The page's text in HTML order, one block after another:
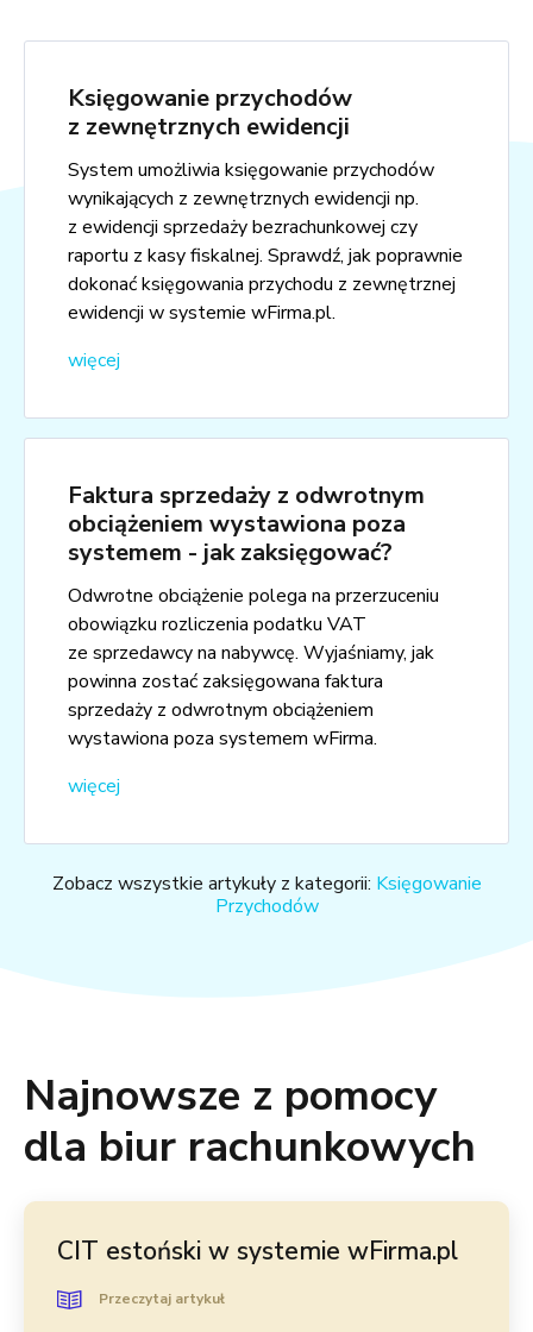
Księgowanie przychodów
z zewnętrznych ewidencji
System umożliwia księgowanie przychodów
wynikających z zewnętrznych ewidencji np.
z ewidencji sprzedaży bezrachunkowej czy
raportu z kasy fiskalnej. Sprawdź, jak poprawnie
dokonać księgowania przychodu z zewnętrznej
ewidencji w systemie wFirma.pl.
więcej
Faktura sprzedaży z odwrotnym
obciążeniem wystawiona poza
systemem - jak zaksięgować?
Odwrotne obciążenie polega na przerzuceniu
obowiązku rozliczenia podatku VAT
ze sprzedawcy na nabywcę. Wyjaśniamy, jak
powinna zostać zaksięgowana faktura
sprzedaży z odwrotnym obciążeniem
wystawiona poza systemem wFirma.
więcej
Zobacz wszystkie artykuły z kategorii: Księgowanie
Przychodów
Najnowsze z pomocy
dla biur rachunkowych
CIT estoński w systemie wFirma.pl
Przeczytaj artykuł